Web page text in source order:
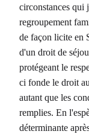
circonstances qui
regroupement
de façon licite en
d'un droit de
protégeant le
ci fonde le droit
autant que les
remplies. En
déterminante